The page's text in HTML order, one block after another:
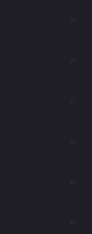
☆
☆
☆
☆
☆
☆